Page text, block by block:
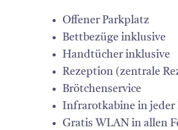
Offener Parkplatz
Bettbezüge inklusive
Handtücher inklusive
Rezeption (zentrale
Brötchenservice
Infrarotkabine in jeder
Gratis WLAN in allen